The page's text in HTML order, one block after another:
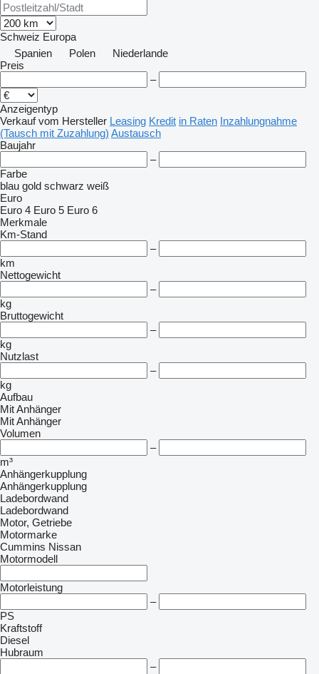
Schweiz Europa
Spanien
Polen
Niederlande
Preis
–
Anzeigentyp
Verkauf vom Hersteller Leasing Kredit in Raten Inzahlungnahme
(Tausch mit Zuzahlung) Austausch
Baujahr
–
Farbe
blau gold schwarz weiß
Euro
Euro 4 Euro 5 Euro 6
Merkmale
Km-Stand
–
km
Nettogewicht
–
kg
Bruttogewicht
–
kg
Nutzlast
–
kg
Aufbau
Mit Anhänger
Mit Anhänger
Volumen
–
m³
Anhängerkupplung
Anhängerkupplung
Ladebordwand
Ladebordwand
Motor, Getriebe
Motormarke
Cummins Nissan
Motormodell
Motorleistung
–
PS
Kraftstoff
Diesel
Hubraum
–